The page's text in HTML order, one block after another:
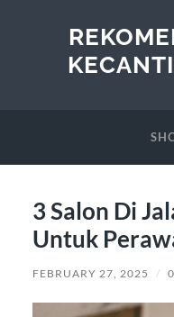
3 Salon Di
Untuk
FEBRUARY 27, 2025 /